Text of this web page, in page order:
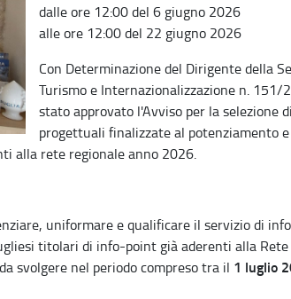
dalle ore 12:00 del 6 giugno 2026
alle ore 12:00 del 22 giugno 2026
Con Determinazione del Dirigente della
Turismo e Internazionalizzazione n. 151/
stato approvato l'Avviso per la selezione
progettuali finalizzate al potenziamento e
alla rete regionale anno 2026.
uniformare e qualificare il servizio di
titolari di info-point già aderenti alla
svolgere nel periodo compreso tra il 1 luglio